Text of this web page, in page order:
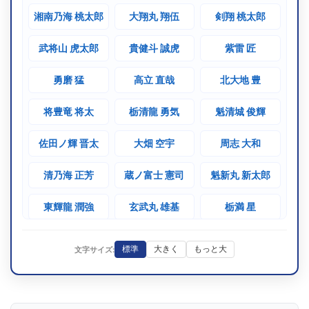
文字サイズ: 標準 大きく もっと大
湘南乃海 桃太郎 大翔丸 翔伍 剣翔 桃太郎
武将山 虎太郎 貴健斗 誠虎 紫雷 匠
勇磨 猛 高立 直哉 北大地 豊
将豊竜 将太 栃清龍 勇気 魁清城 俊輝
佐田ノ輝 晋太 大畑 空宇 周志 大和
清乃海 正芳 蔵ノ富士 憲司 魁新丸 新太郎
東輝龍 潤強 玄武丸 雄基 栃満 星
九鬼王 公太郎 石東 明ノ助
刻竜浪 昌大 富士の輝 和季